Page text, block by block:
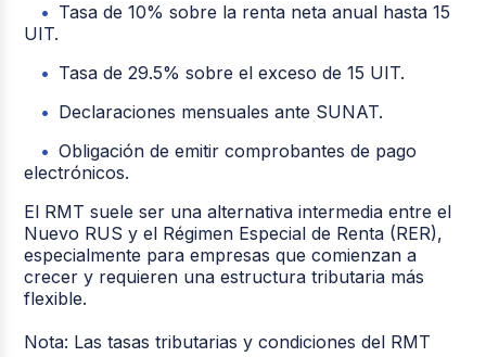
Tasa de 10% sobre la renta neta anual hasta 15
UIT.
Tasa de 29.5% sobre el exceso de 15 UIT.
Declaraciones mensuales ante SUNAT.
Obligación de emitir comprobantes de pago
electrónicos.
El RMT suele ser una alternativa intermedia entre el
Nuevo RUS y el Régimen Especial de Renta (RER),
especialmente para empresas que comienzan a
crecer y requieren una estructura tributaria más
flexible.
Nota: Las tasas tributarias y condiciones del RMT